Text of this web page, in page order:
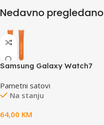
Nedavno pregledano
Samsung Galaxy Watch7
Pametni satovi
Na stanju
64,00 KM